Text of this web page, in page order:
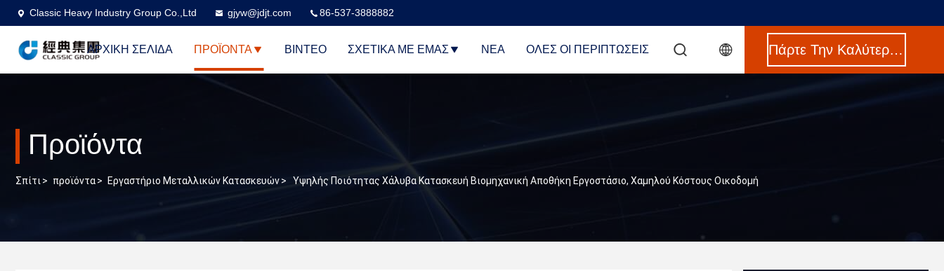
Classic Heavy Industry Group Co.,Ltd gjyw@jdjt.com 86-537-3888882
ΑΡΧΙΚΉ ΣΕΛΊΔΑ ΠΡΟΪΌΝΤΑ ΒΊΝΤΕΟ ΣΧΕΤΙΚΆ ΜΕ ΕΜΆΣ ΝΈΑ ΌΛΕΣ ΟΙ ΠΕΡΙΠΤΏΣΕΙΣ Πάρτε Την Καλύτερη Τιμή
Προϊόντα
Σπίτι> προϊόντα> Εργαστήριο Μεταλλικών Κατασκευών> Υψηλής Ποιότητας Χάλυβα Κατασκευή Βιομηχανική Αποθήκη Εργοστάσιο, Χαμηλού Κόστους Οικοδομή